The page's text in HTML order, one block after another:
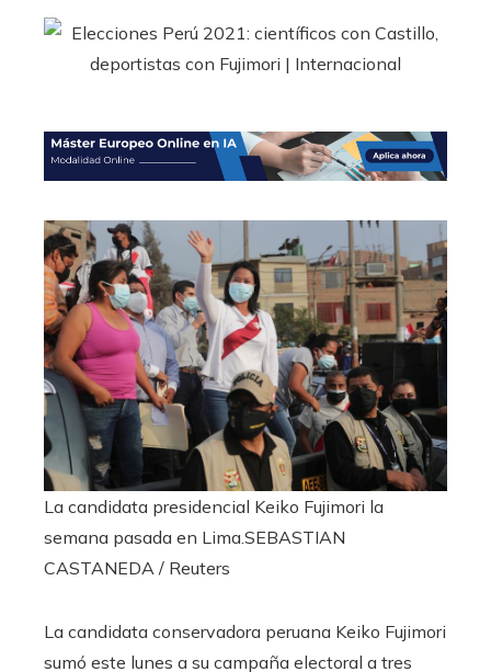
La candidata presidencial Keiko Fujimori la
semana pasada en Lima.SEBASTIAN
CASTANEDA / Reuters
La candidata conservadora peruana Keiko Fujimori
sumó este lunes a su campaña electoral a tres